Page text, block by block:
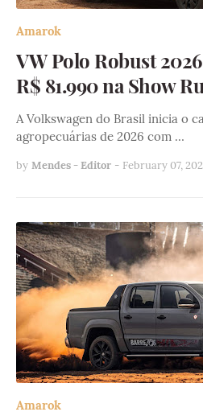
Amarok
VW Polo Robust
R$ 81.990 na Show
A Volkswagen do Brasil inicia o
agropecuárias de 2026 com …
by Mendes - Editor - February 07,
Amarok